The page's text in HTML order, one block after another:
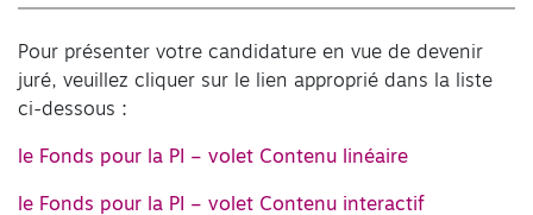
Pour présenter votre candidature en vue de devenir
juré, veuillez cliquer sur le lien approprié dans la liste
ci-dessous :
le Fonds pour la PI – volet Contenu linéaire
le Fonds pour la PI – volet Contenu interactif